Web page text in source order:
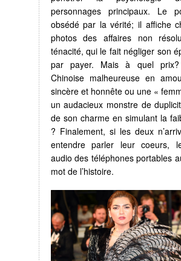
personnages principaux. Le
obsédé par la vérité; il affiche
photos des affaires non
ténacité, qui le fait négliger son
par payer. Mais à quel
Chinoise malheureuse en
sincère et honnête ou une «
un audacieux monstre de
de son charme en simulant la
? Finalement, si les deux
entendre parler leur coeurs,
audio des téléphones portables
mot de l’histoire.